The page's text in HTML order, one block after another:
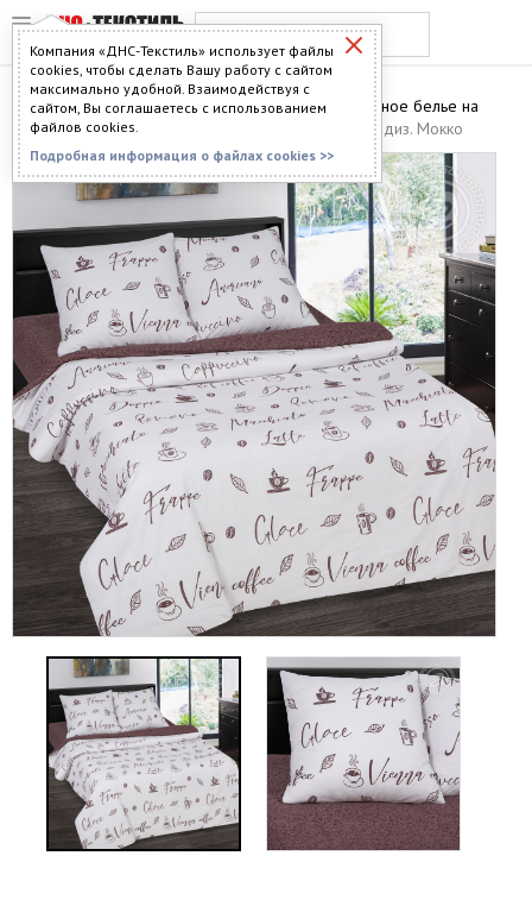
Компания «ДНС-Текстиль» использует файлы
cookies, чтобы сделать Вашу работу с сайтом
максимально удобной. Взаимодействуя с
сайтом, Вы соглашаетесь с использованием
файлов cookies.
Подробная информация о файлах cookies >>
Главная >Каталог>Постельное бельё>Постельное белье на
резинке > Постельное белье Поплин на резинке диз. Мокко